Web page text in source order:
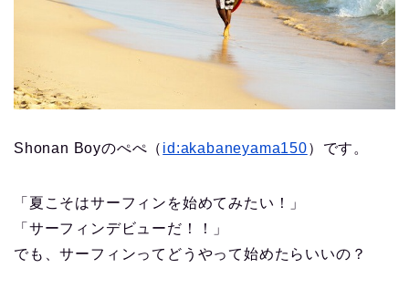
Shonan Boyのぺぺ（ id:akabaneyama150）です。
「夏こそはサーフィンを始めてみたい！」
「サーフィンデビューだ！！」
でも、サーフィンってどうやって始めたらいいの？